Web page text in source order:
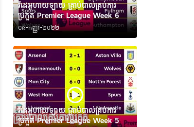
វីដេអូហាយឡាយ គ្រាប់បាល់គ្រប់ការ
ប្រកួត Premier League Week 6
០៨-កញ្ញា-២០២២
វីដេអូហាយឡាយ គ្រាប់បាល់គ្រប់ការ
ប្រកួត Premier League Week 5